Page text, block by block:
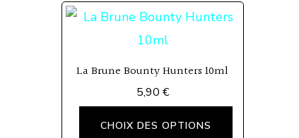
La Brune Bounty Hunters 10ml
5,90 €
CHOIX DES OPTIONS